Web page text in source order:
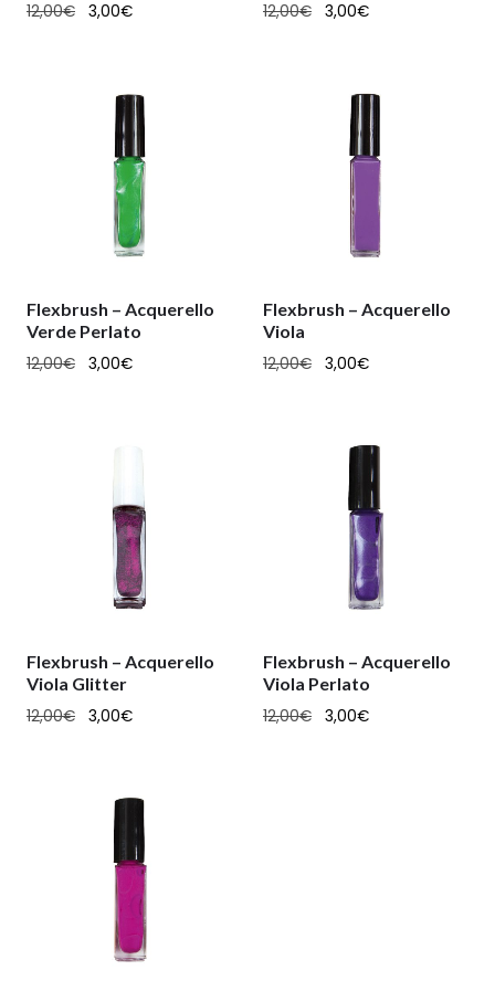
12,00€ 3,00€
12,00€ 3,00€
Flexbrush – Acquerello
Verde Perlato
12,00€ 3,00€
Flexbrush – Acquerello
Viola
12,00€ 3,00€
Flexbrush – Acquerello
Viola Glitter
12,00€ 3,00€
Flexbrush – Acquerello
Viola Perlato
12,00€ 3,00€